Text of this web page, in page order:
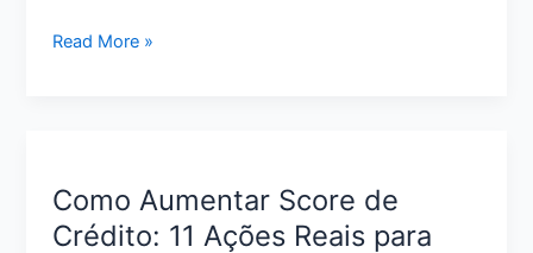
do
Melhor
O
Que
Read More »
Como Aumentar Score de
Crédito: 11 Ações Reais para